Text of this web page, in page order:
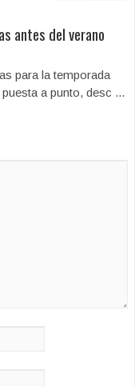
antes del verano
para la temporada
a punto, desc ...